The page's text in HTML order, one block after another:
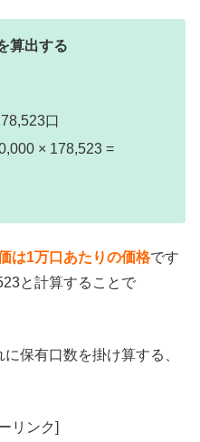
算出する
口
× 178,523 =
は1万口あたりの価格です
と計算することで
保有口数を掛け算する、
リンク]